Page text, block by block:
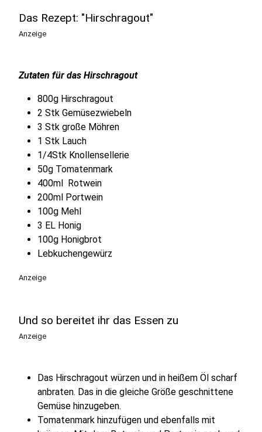
Das Rezept: "Hirschragout"
Anzeige
Zutaten für das Hirschragout
800g Hirschragout
2 Stk Gemüsezwiebeln
3 Stk große Möhren
1 Stk Lauch
1/4Stk Knollensellerie
50g Tomatenmark
400ml Rotwein
200ml Portwein
100g Mehl
3 EL Honig
100g Honigbrot
Lebkuchengewürz
Anzeige
Und so bereitet ihr das Essen zu
Anzeige
Das Hirschragout würzen und in heißem Öl scharf
anbraten. Das in die gleiche Größe geschnittene
Gemüse hinzugeben.
Tomatenmark hinzufügen und ebenfalls mit